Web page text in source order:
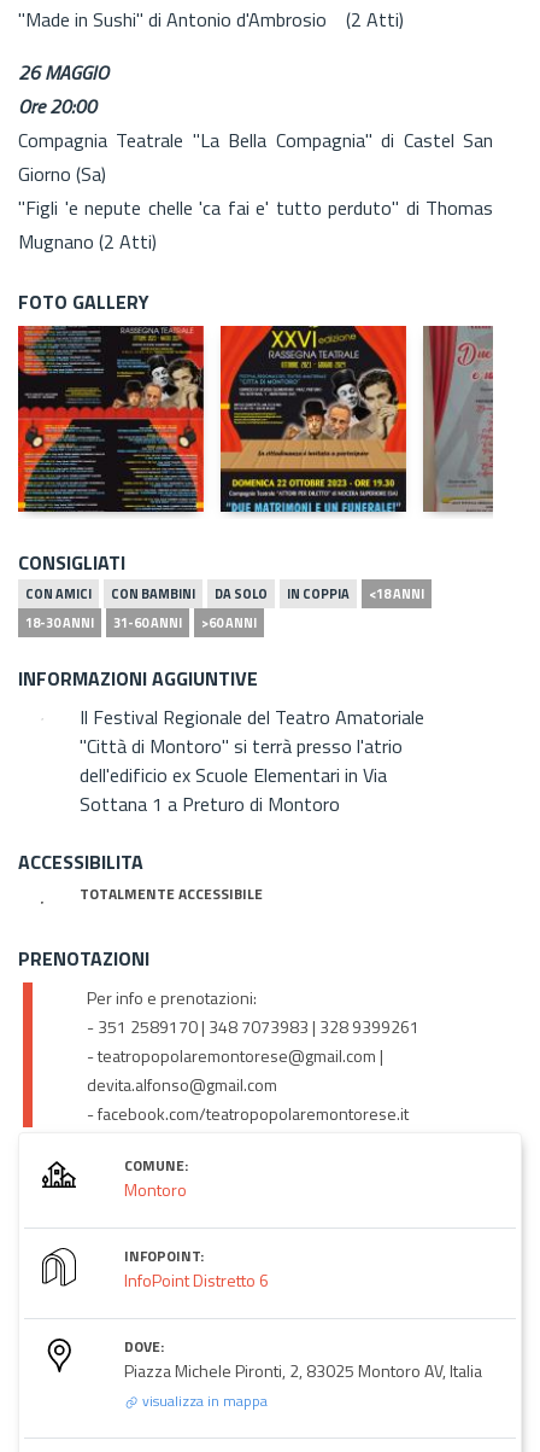
"Made in Sushi" di Antonio d'Ambrosio (2 Atti)
26 MAGGIO
Ore 20:00
Compagnia Teatrale "La Bella Compagnia" di Castel San
Giorno (Sa)
"Figli 'e nepute chelle 'ca fai e' tutto perduto" di Thomas
Mugnano (2 Atti)
FOTO GALLERY
CONSIGLIATI
CON AMICI CON BAMBINI DA SOLO IN COPPIA
<18 ANNI
18-30 ANNI
31-60 ANNI >60 ANNI
INFORMAZIONI AGGIUNTIVE
Il Festival Regionale del Teatro Amatoriale
"Città di Montoro" si terrà presso l'atrio
dell'edificio ex Scuole Elementari in Via
Sottana 1 a Preturo di Montoro
ACCESSIBILITA
TOTALMENTE ACCESSIBILE
PRENOTAZIONI
Per info e prenotazioni:
- 351 2589170 | 348 7073983 | 328 9399261
- teatropopolaremontorese@gmail.com |
devita.alfonso@gmail.com
- facebook.com/teatropopolaremontorese.it
COMUNE:
Montoro
INFOPOINT:
InfoPoint Distretto 6
DOVE:
Piazza Michele Pironti, 2, 83025 Montoro AV, Italia
visualizza in mappa